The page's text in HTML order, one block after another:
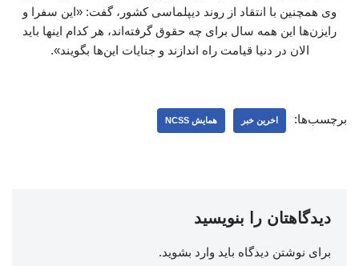
وی همچنین با انتقاد از روند دیپلماسی کشور، گفت: «این سفرا و
رایزن‌ها این همه سال برای چه حقوق گرفته‌اند، هر کدام اینها باید
الان در دنیا قیامت راه اندازند و جنایات این‌ها بگویند».
برچسب‌ها: اخرین خبر همایش NCSS
دیدگاهتان را بنویسید
برای نوشتن دیدگاه باید وارد بشوید.